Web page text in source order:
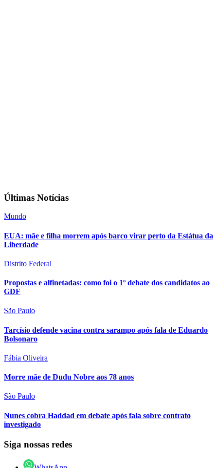
Últimas Notícias
Mundo
EUA: mãe e filha morrem após barco virar perto da Estátua da
Liberdade
Distrito Federal
Propostas e alfinetadas: como foi o 1º debate dos candidatos ao
GDF
São Paulo
Tarcísio defende vacina contra sarampo após fala de Eduardo
Bolsonaro
Fábia Oliveira
Morre mãe de Dudu Nobre aos 78 anos
São Paulo
Nunes cobra Haddad em debate após fala sobre contrato
investigado
Siga nossas redes